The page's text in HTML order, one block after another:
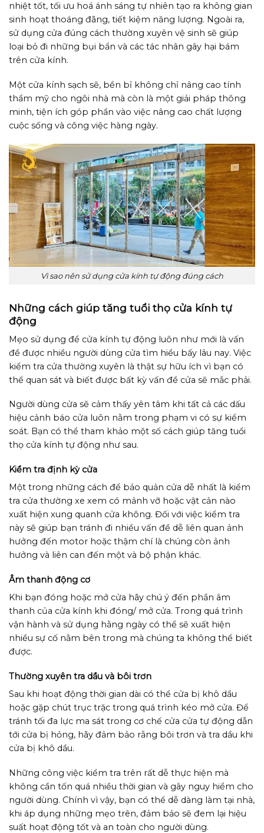
nhiệt tốt, tối ưu hoá ánh sáng tự nhiên tạo ra không gian
sinh hoạt thoáng đãng, tiết kiệm năng lượng. Ngoài ra,
sử dụng cửa đúng cách thường xuyên vệ sinh sẽ giúp
loại bỏ đi những bụi bẩn và các tác nhân gây hại bám
trên cửa kính.
Một cửa kính sạch sẽ, bền bỉ không chỉ nâng cao tính
thẩm mỹ cho ngôi nhà mà còn là một giải pháp thông
minh, tiện ích góp phần vào việc nâng cao chất lượng
cuộc sống và công việc hàng ngày.
Vì sao nên sử dụng cửa kính tự động đúng cách
Những cách giúp tăng tuổi thọ cửa kính tự
động
Mẹo sử dụng để cửa kính tự động luôn như mới là vấn
đề được nhiều người dùng cửa tìm hiểu bấy lâu nay. Việc
kiểm tra cửa thường xuyên là thật sự hữu ích vì bạn có
thể quan sát và biết được bất kỳ vấn đề cửa sẽ mắc phải.
Người dùng cửa sẽ cảm thấy yên tâm khi tất cả các dấu
hiệu cảnh báo cửa luôn nằm trong phạm vi có sự kiểm
soát. Bạn có thể tham khảo một số cách giúp tăng tuổi
thọ cửa kính tự động như sau.
Kiểm tra định kỳ cửa
Một trong những cách để bảo quản cửa dễ nhất là kiểm
tra cửa thường xe xem có mảnh vỡ hoặc vật cản nào
xuất hiện xung quanh cửa không. Đối với việc kiểm tra
này sẽ giúp bạn tránh đi nhiều vấn đề dễ liên quan ảnh
hưởng đến motor hoặc thậm chí là chúng còn ảnh
hưởng và liên can đến một và bộ phận khác.
Âm thanh động cơ
Khi bạn đóng hoặc mở cửa hãy chú ý đến phần âm
thanh của cửa kính khi đóng/ mở cửa. Trong quá trình
vận hành và sử dụng hằng ngày có thể sẽ xuất hiện
nhiều sự cố nằm bên trong mà chúng ta không thể biết
được.
Thường xuyên tra dầu và bôi trơn
Sau khi hoạt động thời gian dài có thể cửa bị khô dầu
hoặc gặp chút trục trặc trong quá trình kéo mở cửa. Để
tránh tối đa lực ma sát trong cơ chế cửa cửa tự động dẫn
tới cửa bị hỏng, hãy đảm bảo rằng bôi trơn và tra dầu khi
cửa bị khô dầu.
Những công việc kiểm tra trên rất dễ thực hiện mà
không cần tốn quá nhiều thời gian và gây nguy hiểm cho
người dùng. Chính vì vậy, bạn có thể dễ dàng làm tại nhà,
khi áp dụng những mẹo trên, đảm bảo sẽ đem lại hiệu
suất hoạt động tốt và an toàn cho người dùng.